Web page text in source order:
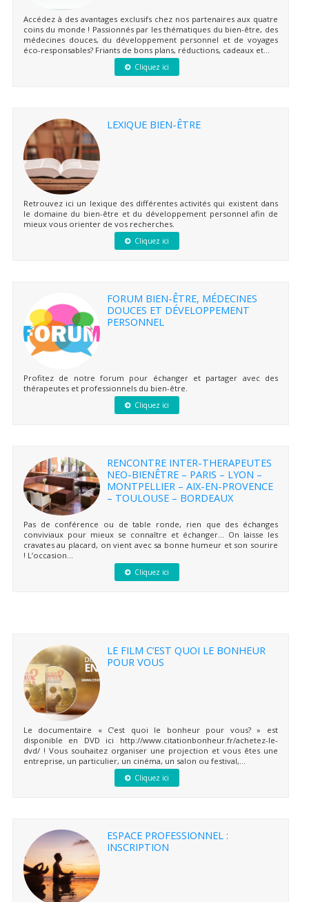
Accédez à des avantages exclusifs chez nos partenaires aux quatre
coins du monde ! Passionnés par les thématiques du bien-être, des
médecines douces, du développement personnel et de voyages
éco-responsables? Friants de bons plans, réductions, cadeaux et...
Cliquez ici
LEXIQUE BIEN-ÊTRE
Retrouvez ici un lexique des différentes activités qui existent dans
le domaine du bien-être et du développement personnel afin de
mieux vous orienter de vos recherches.
Cliquez ici
FORUM BIEN-ÊTRE, MÉDECINES
DOUCES ET DÉVELOPPEMENT
PERSONNEL
Profitez de notre forum pour échanger et partager avec des
thérapeutes et professionnels du bien-être.
Cliquez ici
RENCONTRE INTER-THERAPEUTES
NEO-BIENÊTRE – PARIS – LYON –
MONTPELLIER – AIX-EN-PROVENCE
– TOULOUSE – BORDEAUX
Pas de conférence ou de table ronde, rien que des échanges
conviviaux pour mieux se connaître et échanger… On laisse les
cravates au placard, on vient avec sa bonne humeur et son sourire
! L’occasion...
Cliquez ici
LE FILM C’EST QUOI LE BONHEUR
POUR VOUS
Le documentaire « C’est quoi le bonheur pour vous? » est
disponible en DVD ici http://www.citationbonheur.fr/achetez-le-
dvd/ ! Vous souhaitez organiser une projection et vous êtes une
entreprise, un particulier, un cinéma, un salon ou festival,...
Cliquez ici
ESPACE PROFESSIONNEL :
INSCRIPTION